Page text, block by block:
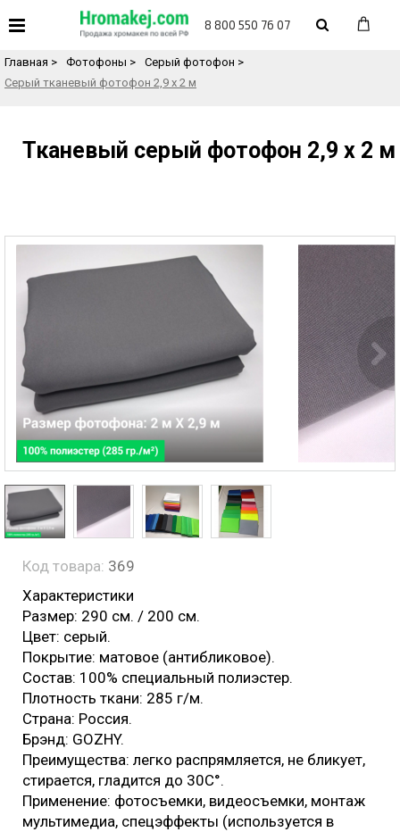
8 800 550 76 07
Назад в каталог товаров
Главная > Фотофоны > Серый фотофон >
Серый тканевый фотофон 2,9 х 2 м
Тканевый серый фотофон 2,9 х 2 м
Код товара: 369
Характеристики
Размер: 290 см. / 200 см.
Цвет: серый.
Покрытие: матовое (антибликовое).
Состав: 100% специальный полиэстер.
Плотность ткани: 285 г/м.
Страна: Россия.
Брэнд: GOZHY.
Преимущества: легко распрямляется, не бликует,
стирается, гладится до 30С°.
Применение: фотосъемки, видеосъемки, монтаж
мультимедиа, спецэффекты (используется в